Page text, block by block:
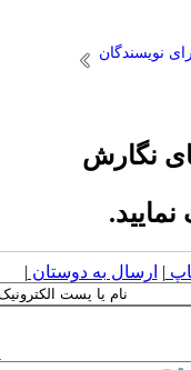
نویسندگان
نگارش
| ارسال به دوستان|